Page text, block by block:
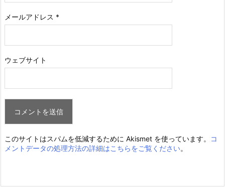
メールアドレス *
ウェブサイト
このサイトはスパムを低減するために Akismet を使っています。
コ
メントデータの処理方法の詳細はこちらをご覧ください。